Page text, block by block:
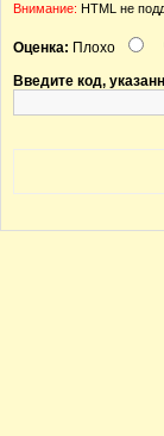
Внимание: HTML не
Оценка: Плохо
Введите код,